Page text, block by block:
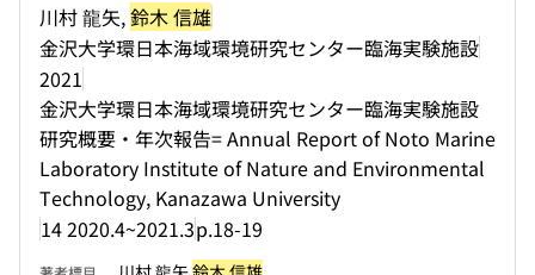
川村 龍矢,鈴木 信雄
金沢大学環日本海域環境研究センター臨海実験施設
2021
金沢大学環日本海域環境研究センター臨海実験施設
研究概要・年次報告= Annual Report of Noto Marine
Laboratory Institute of Nature and Environmental
Technology, Kanazawa University
14 2020.4~2021.3p.18-19